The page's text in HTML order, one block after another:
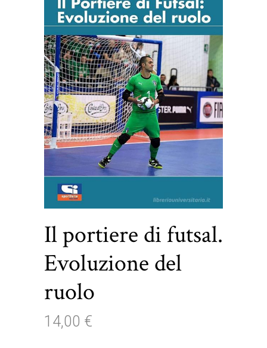
Il portiere di futsal.
Evoluzione del
ruolo
14,00 €